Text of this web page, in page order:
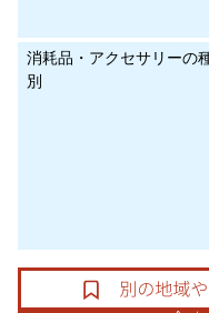
消耗品・アクセサリーの
別